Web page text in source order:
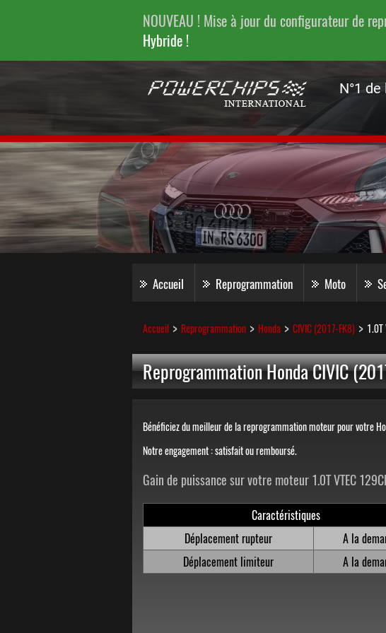
NOUVEAU ! Mise à jour du configurateur de
Hybride !
N°1
Accueil Reprogrammation Moto
Accueil Reprogrammation Honda CIVIC (2017-FK8) 1.0T
Reprogrammation Honda CIVIC
Bénéficiez du meilleur de la reprogrammation moteur pour votre
Notre engagement : satisfait ou remboursé.
Gain de puissance sur votre moteur 1.0T VTEC
Caractéristiques
Déplacement rupteur
A la
Déplacement limiteur
A la